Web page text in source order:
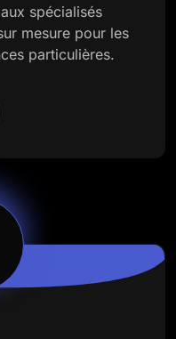
spécialisés
mesure pour les
particulières.